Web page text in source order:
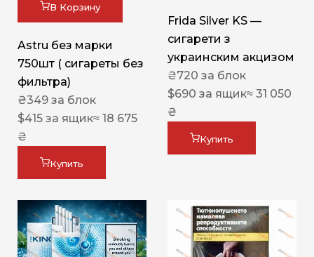
В Корзину
Astru без марки
750шт ( сигареты без
фильтра)
₴349 за блок
$415 за ящик≈ 18 675
₴
Купить
Frida Silver KS —
сигарети з
украинским акцизом
₴720 за блок
$690 за ящик≈ 31 050
₴
Купить